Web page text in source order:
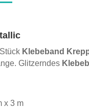
Klebeband
Glitzerndes
x 3 m